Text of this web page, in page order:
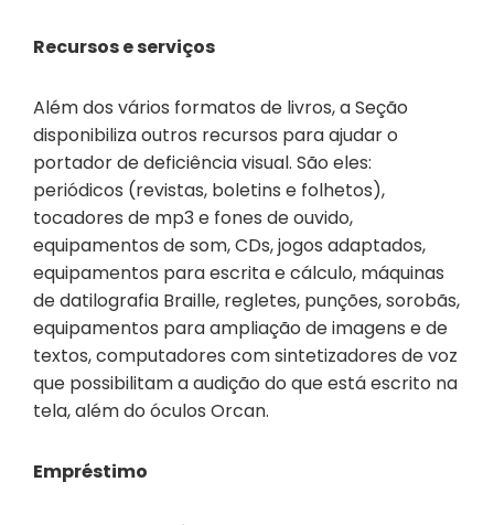
Recursos e serviços
Além dos vários formatos de livros, a Seção
disponibiliza outros recursos para ajudar o
portador de deficiência visual. São eles:
periódicos (revistas, boletins e folhetos),
tocadores de mp3 e fones de ouvido,
equipamentos de som, CDs, jogos adaptados,
equipamentos para escrita e cálculo, máquinas
de datilografia Braille, regletes, punções, sorobãs,
equipamentos para ampliação de imagens e de
textos, computadores com sintetizadores de voz
que possibilitam a audição do que está escrito na
tela, além do óculos Orcan.
Empréstimo